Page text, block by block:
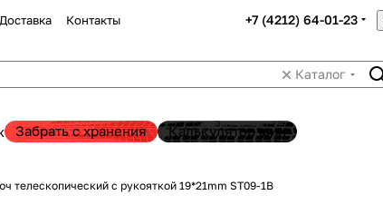
Доставка Контакты +7 (4212) 64-01-23
Каталог
Забрать с хранения Калькулятор шин
телескопический с рукояткой 19*21mm ST09-1В